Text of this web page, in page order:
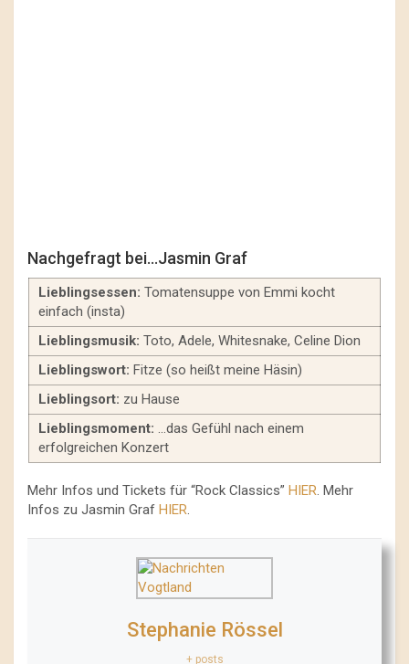
Nachgefragt bei…Jasmin Graf
Lieblingsessen: Tomatensuppe von Emmi kocht
einfach (insta)
Lieblingsmusik: Toto, Adele, Whitesnake, Celine Dion
Lieblingswort: Fitze (so heißt meine Häsin)
Lieblingsort: zu Hause
Lieblingsmoment: …das Gefühl nach einem
erfolgreichen Konzert
Mehr Infos und Tickets für “Rock Classics” HIER . Mehr
Infos zu Jasmin Graf HIER
Stephanie Rössel
+ posts